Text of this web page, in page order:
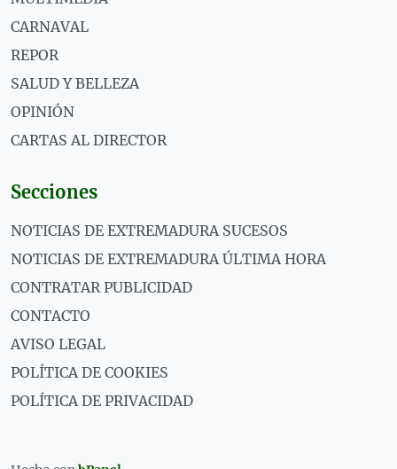
CARNAVAL
REPOR
SALUD Y BELLEZA
OPINIÓN
CARTAS AL DIRECTOR
Secciones
NOTICIAS DE EXTREMADURA SUCESOS
NOTICIAS DE EXTREMADURA ÚLTIMA HORA
CONTRATAR PUBLICIDAD
CONTACTO
AVISO LEGAL
POLÍTICA DE COOKIES
POLÍTICA DE PRIVACIDAD